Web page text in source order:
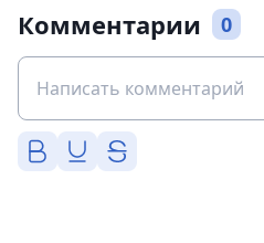
Комментарии 0